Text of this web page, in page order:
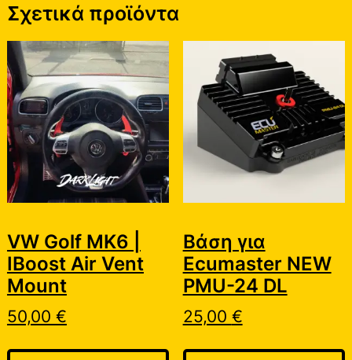
Σχετικά προϊόντα
VW Golf MK6 |
IBoost Air Vent
Mount
50,00 €
Βάση για
Ecumaster NEW
PMU-24 DL
25,00 €